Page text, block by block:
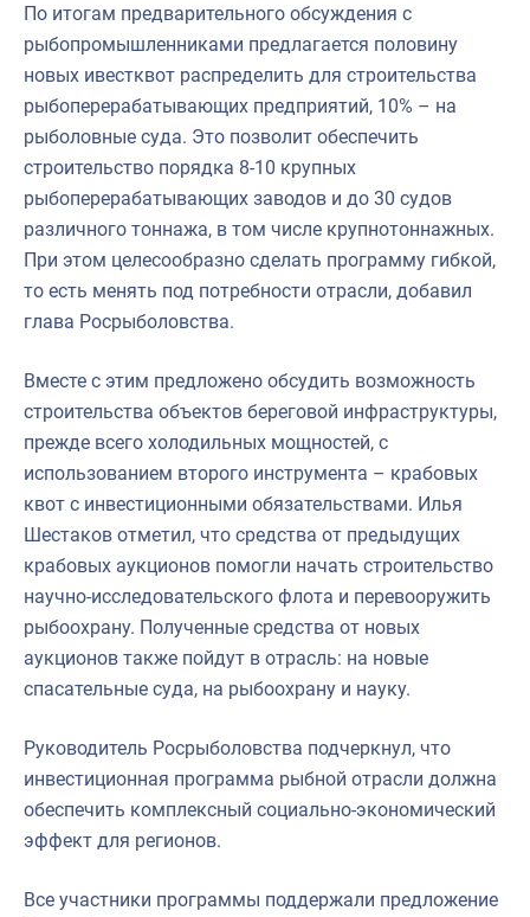
По итогам предварительного обсуждения с
рыбопромышленниками предлагается половину
новых ивестквот распределить для строительства
рыбоперерабатывающих предприятий, 10% – на
рыболовные суда. Это позволит обеспечить
строительство порядка 8-10 крупных
рыбоперерабатывающих заводов и до 30 судов
различного тоннажа, в том числе крупнотоннажных.
При этом целесообразно сделать программу гибкой,
то есть менять под потребности отрасли, добавил
глава Росрыболовства.
Вместе с этим предложено обсудить возможность
строительства объектов береговой инфраструктуры,
прежде всего холодильных мощностей, с
использованием второго инструмента – крабовых
квот с инвестиционными обязательствами. Илья
Шестаков отметил, что средства от предыдущих
крабовых аукционов помогли начать строительство
научно-исследовательского флота и перевооружить
рыбоохрану. Полученные средства от новых
аукционов также пойдут в отрасль: на новые
спасательные суда, на рыбоохрану и науку.
Руководитель Росрыболовства подчеркнул, что
инвестиционная программа рыбной отрасли должна
обеспечить комплексный социально-экономический
эффект для регионов.
Все участники программы поддержали предложение